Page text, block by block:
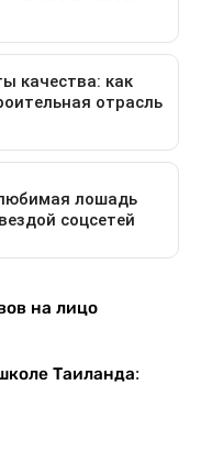
на лицо
Таиланда: